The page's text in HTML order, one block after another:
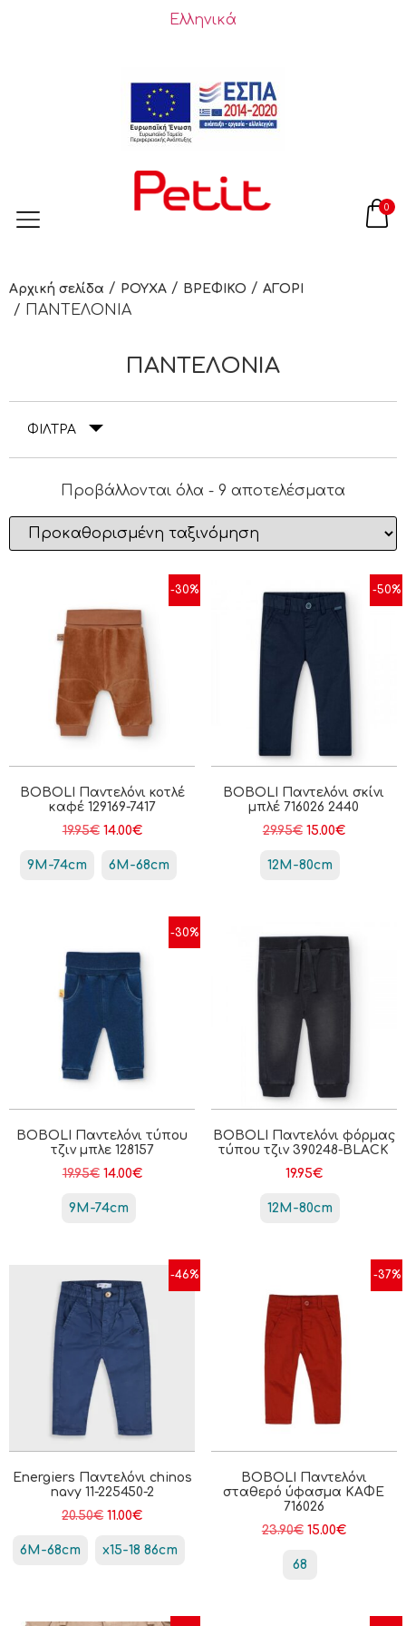
Ελληνικά
0
Αρχική σελίδα / ΡΟΥΧΑ / ΒΡΕΦΙΚΟ / ΑΓΟΡΙ
/ ΠΑΝΤΕΛΟΝΙΑ
ΠΑΝΤΕΛΟΝΙΑ
ΦΙΛΤΡΑ
Προβάλλονται όλα - 9 αποτελέσματα
-30%
BOBOLI Παντελόνι κοτλέ
καφέ 129169-7417
19.95€ 14.00€
9M-74cm 6Μ-68cm
-50%
BOBOLI Παντελόνι σκίνι
μπλέ 716026 2440
29.95€ 15.00€
12M-80cm
-30%
BOBOLI Παντελόνι τύπου
τζιν μπλε 128157
19.95€ 14.00€
9M-74cm
BOBOLI Παντελόνι φόρμας
τύπου τζιν 390248-BLACK
19.95€
12M-80cm
-46%
Energiers Παντελόνι chinos
navy 11-225450-2
20.50€ 11.00€
6Μ-68cm x15-18 86cm
-37%
BOBOLI Παντελόνι
σταθερό ύφασμα ΚΑΦΕ
716026
23.90€ 15.00€
68